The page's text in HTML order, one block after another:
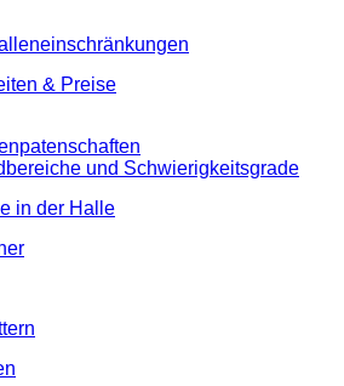
& Preise
und Schwierigkeitsgrade
in der Halle